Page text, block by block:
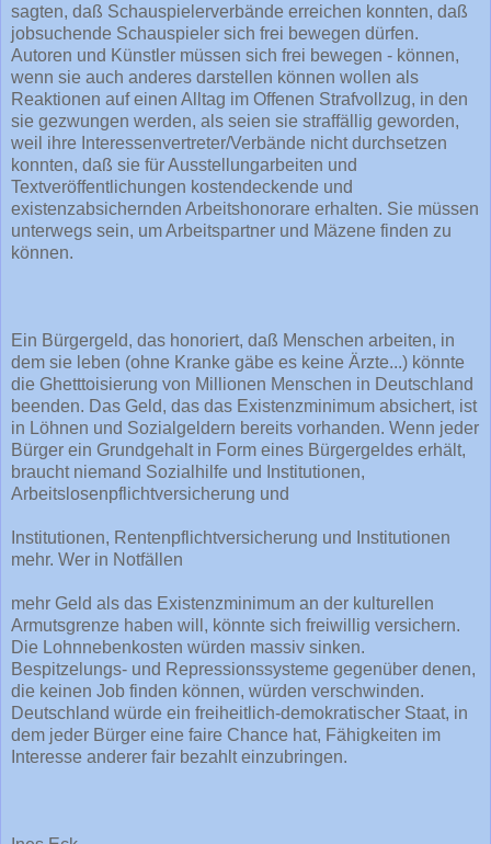
sagten, daß Schauspielerverbände erreichen konnten, daß
jobsuchende Schauspieler sich frei bewegen dürfen.
Autoren und Künstler müssen sich frei bewegen - können,
wenn sie auch anderes darstellen können wollen als
Reaktionen auf einen Alltag im Offenen Strafvollzug, in den
sie gezwungen werden, als seien sie straffällig geworden,
weil ihre Interessenvertreter/Verbände nicht durchsetzen
konnten, daß sie für Ausstellungarbeiten und
Textveröffentlichungen kostendeckende und
existenzabsichernden Arbeitshonorare erhalten. Sie müssen
unterwegs sein, um Arbeitspartner und Mäzene finden zu
können.
Ein Bürgergeld, das honoriert, daß Menschen arbeiten, in
dem sie leben (ohne Kranke gäbe es keine Ärzte...) könnte
die Ghetttoisierung von Millionen Menschen in Deutschland
beenden. Das Geld, das das Existenzminimum absichert, ist
in Löhnen und Sozialgeldern bereits vorhanden. Wenn jeder
Bürger ein Grundgehalt in Form eines Bürgergeldes erhält,
braucht niemand Sozialhilfe und Institutionen,
Arbeitslosenpflichtversicherung und
Institutionen, Rentenpflichtversicherung und Institutionen
mehr. Wer in Notfällen
mehr Geld als das Existenzminimum an der kulturellen
Armutsgrenze haben will, könnte sich freiwillig versichern.
Die Lohnnebenkosten würden massiv sinken.
Bespitzelungs- und Repressionssysteme gegenüber denen,
die keinen Job finden können, würden verschwinden.
Deutschland würde ein freiheitlich-demokratischer Staat, in
dem jeder Bürger eine faire Chance hat, Fähigkeiten im
Interesse anderer fair bezahlt einzubringen.